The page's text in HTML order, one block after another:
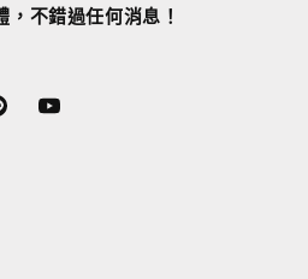
不錯過任何消息！